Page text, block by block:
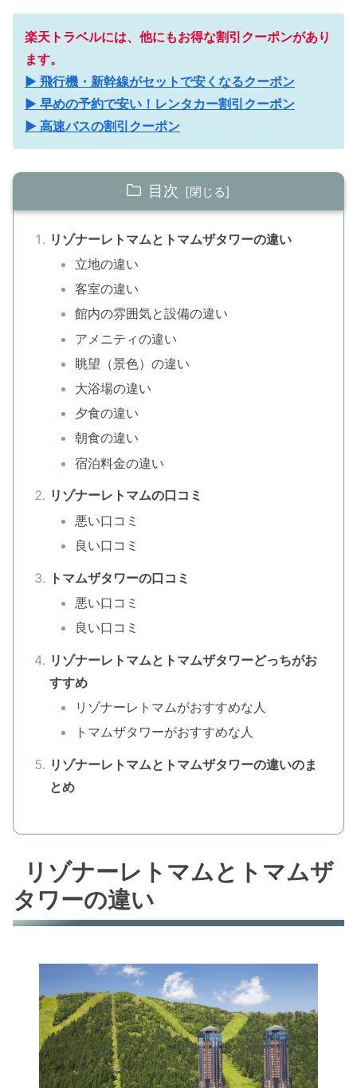
楽天トラベルには、他にもお得な割引クーポンがあり
ます。
▶ 飛行機・新幹線がセットで安くなるクーポン
▶ 早めの予約で安い！レンタカー割引クーポン
▶ 高速バスの割引クーポン
目次
リゾナーレトマムとトマムザタワーの違い
立地の違い
客室の違い
館内の雰囲気と設備の違い
アメニティの違い
眺望（景色）の違い
大浴場の違い
夕食の違い
朝食の違い
宿泊料金の違い
リゾナーレトマムの口コミ
悪い口コミ
良い口コミ
トマムザタワーの口コミ
悪い口コミ
良い口コミ
リゾナーレトマムとトマムザタワーどっちがお
すすめ
リゾナーレトマムがおすすめな人
トマムザタワーがおすすめな人
リゾナーレトマムとトマムザタワーの違いのま
とめ
リゾナーレトマムとトマムザ
タワーの違い